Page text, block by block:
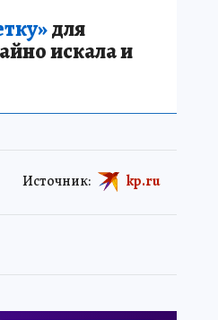
для
искала и
Источник: kp.ru